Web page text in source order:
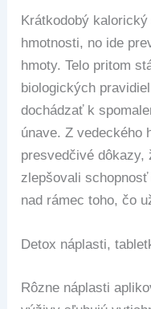
Krátkodobý
hmotnosti, no ide
hmoty. Telo pritom
biologických
dochádzať k
únave. Z vedeckého
presvedčivé
zlepšovali
nad rámec toho, čo
Detox náplasti,
Rôzne náplasti